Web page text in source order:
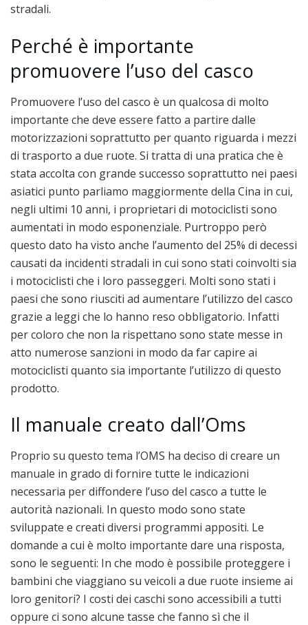
stradali.
Perché è importante
promuovere l’uso del casco
Promuovere l’uso del casco è un qualcosa di molto
importante che deve essere fatto a partire dalle
motorizzazioni soprattutto per quanto riguarda i mezzi
di trasporto a due ruote. Si tratta di una pratica che è
stata accolta con grande successo soprattutto nei paesi
asiatici punto parliamo maggiormente della Cina in cui,
negli ultimi 10 anni, i proprietari di motociclisti sono
aumentati in modo esponenziale. Purtroppo però
questo dato ha visto anche l’aumento del 25% di decessi
causati da incidenti stradali in cui sono stati coinvolti sia
i motociclisti che i loro passeggeri. Molti sono stati i
paesi che sono riusciti ad aumentare l’utilizzo del casco
grazie a leggi che lo hanno reso obbligatorio. Infatti
per coloro che non la rispettano sono state messe in
atto numerose sanzioni in modo da far capire ai
motociclisti quanto sia importante l’utilizzo di questo
prodotto.
Il manuale creato dall’Oms
Proprio su questo tema l’OMS ha deciso di creare un
manuale in grado di fornire tutte le indicazioni
necessaria per diffondere l’uso del casco a tutte le
autorità nazionali. In questo modo sono state
sviluppate e creati diversi programmi appositi. Le
domande a cui è molto importante dare una risposta,
sono le seguenti: In che modo è possibile proteggere i
bambini che viaggiano su veicoli a due ruote insieme ai
loro genitori? I costi dei caschi sono accessibili a tutti
oppure ci sono alcune tasse che fanno sì che il